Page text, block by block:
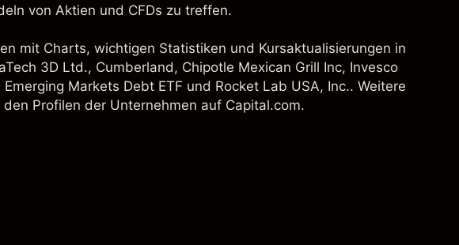
von Aktien und CFDs zu treffen.
mit Charts, wichtigen Statistiken und Kursaktualisierungen in
3D Ltd., Cumberland, Chipotle Mexican Grill Inc, Invesco
Markets Debt ETF und Rocket Lab USA, Inc.. Weitere
Profilen der Unternehmen auf Capital.com.